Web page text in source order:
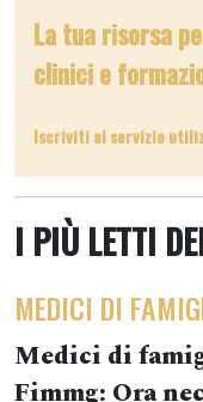
La tua risorsa
clinici e
Iscriviti al servizio
I PIÙ LETTI
MEDICI DI
Medici di
Fimmg: Ora